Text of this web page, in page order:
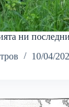
ни
10/04/